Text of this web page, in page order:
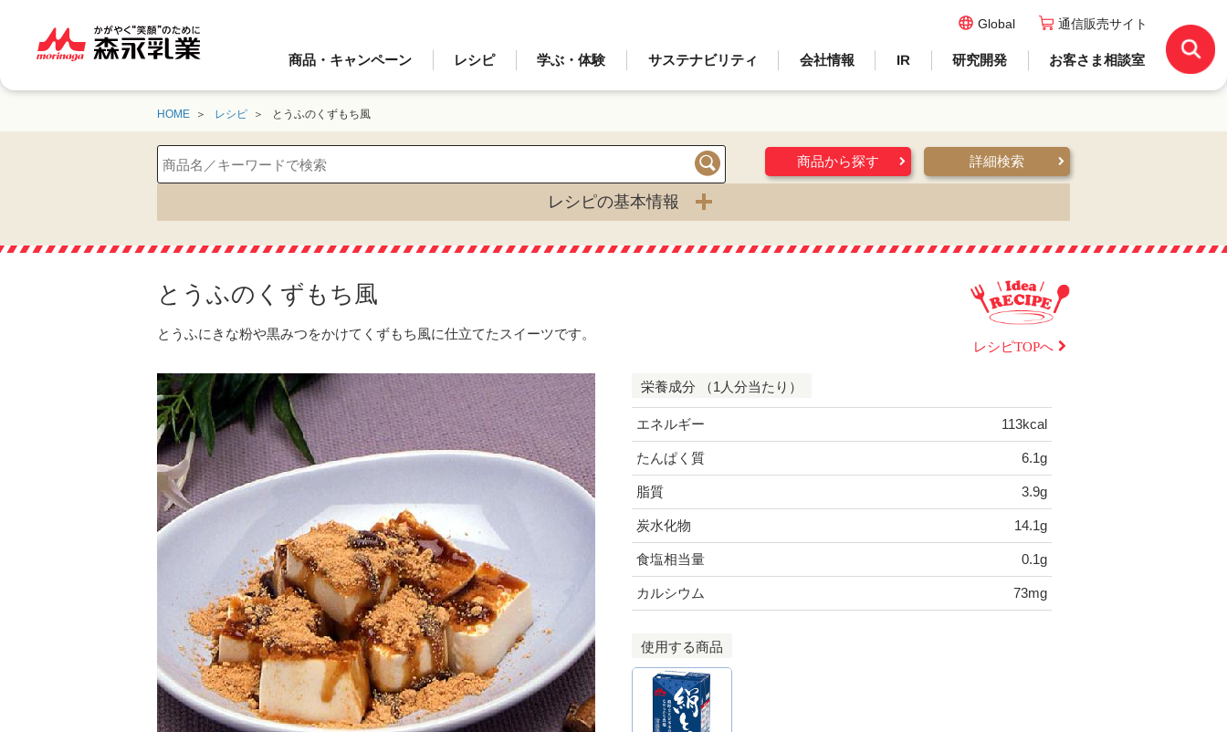
商品・キャンペーン レシピ 学ぶ・体験 サステナビリティ 会社情報 IR 研究開発 お客さま相談室
Global 通信販売サイト
HOME レシピ とうふのくずもち風
検索
商品から探す 詳細検索
レシピの基本情報
とうふのくずもち風
とうふにきな粉や黒みつをかけてくずもち風に仕立てたスイーツです。
レシピTOPへ
栄養成分 （1人分当たり）
エネルギー 113kcal
たんぱく質 6.1g
脂質 3.9g
炭水化物 14.1g
食塩相当量 0.1g
カルシウム 73mg
使用する商品